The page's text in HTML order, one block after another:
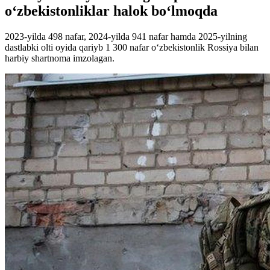
o‘zbekistonliklar halok bo‘lmoqda
2023-yilda 498 nafar, 2024-yilda 941 nafar hamda 2025-yilning
dastlabki olti oyida qariyb 1 300 nafar o‘zbekistonlik Rossiya bilan
harbiy shartnoma imzolagan.